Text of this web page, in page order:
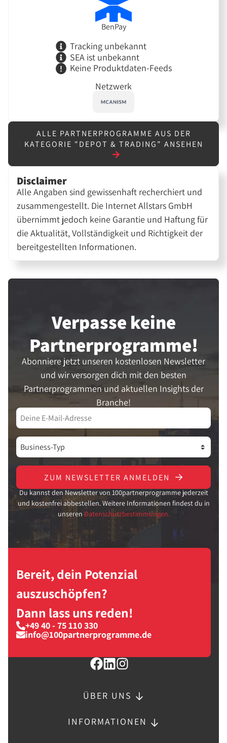
BenPay
Tracking unbekannt
SEA ist unbekannt
Keine Produktdaten-Feeds
Netzwerk
ALLE PARTNERPROGRAMME AUS DER
KATEGORIE "DEPOT & TRADING" ANSEHEN
Disclaimer
Alle Angaben sind gewissenhaft recherchiert und
zusammengestellt. Die Internet Allstars GmbH
übernimmt jedoch keine Garantie und Haftung für
die Aktualität, Vollständigkeit und Richtigkeit der
bereitgestellten Informationen.
Verpasse keine
Partner­programme!
Abonniere jetzt unseren kostenlosen Newsletter
und wir versorgen dich mit den besten
Partnerprogrammen und aktuellen Insights der
Branche!
ZUM NEWSLETTER ANMELDEN
Du kannst den Newsletter von 100partnerprogramme jederzeit
und kostenfrei abbestellen. Weitere Informationen findest du in
unseren Datenschutzbestimmungen.
Bereit, dein Potenzial
auszuschöpfen?
Dann lass uns reden!
+49 40 - 75 110 330
info@100partnerprogramme.de
ÜBER UNS
INFORMATIONEN